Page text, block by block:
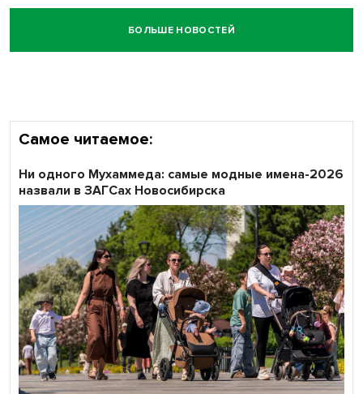
БОЛЬШЕ НОВОСТЕЙ
Самое читаемое:
Ни одного Мухаммеда: самые модные имена-2026
назвали в ЗАГСах Новосибирска